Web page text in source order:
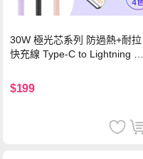
30W 極光芯系列 防過熱+耐拉
快充線 Type-C to Lightning 傳
$199